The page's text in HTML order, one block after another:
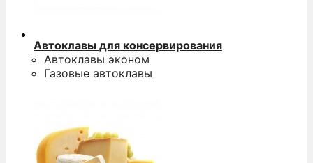
Автоклавы для консервирования
Автоклавы эконом
Газовые автоклавы